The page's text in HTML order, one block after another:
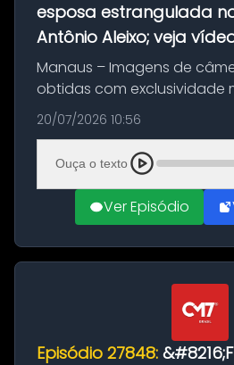
esposa estrangulada
Antônio Aleixo; veja
Manaus – Imagens de
obtidas com exclusividade
momento da fuga do
morte de Larissa Araújo, de
ocorreu na noite deste
20/07/2026 10:56
Ouça o texto
Ver Episódio
Episódio 27848: